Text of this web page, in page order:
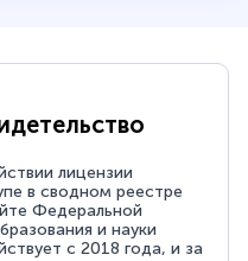
лицензии
в сводном реестре
Федеральной
и науки
с 2018 года, и за